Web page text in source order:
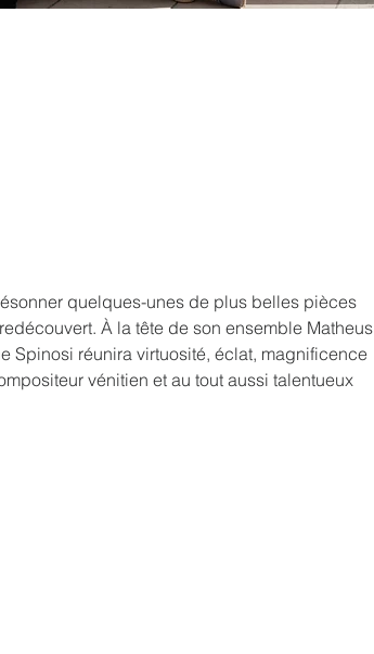
quelques-unes de plus belles pièces
À la tête de son ensemble Matheus
réunira virtuosité, éclat, magnificence
vénitien et au tout aussi talentueux